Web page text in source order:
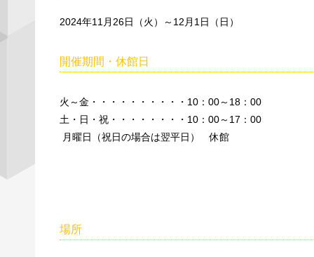
2024年11月26日（火）～12月1日（日）
開催期間・休館日
火～金・・・・・・・・・・10：00～18：00
土・日・祝・・・・・・・・10：00～17：00
月曜日（祝日の場合は翌平日） 休館
場所